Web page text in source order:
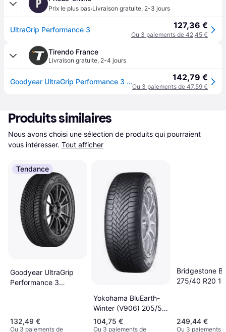
P Prix le plus bas·Livraison gratuite, 2-3 jours
UltraGrip Performance 3 127,36 €
Ou 3 paiements de 42,45 €
Tirendo France
Livraison gratuite, 2-4 jours
Goodyear UltraGrip Performance 3 ( 205/50 R17 93H XL EVR, avec protège-jante (MFS) ) 142,79 €
Ou 3 paiements de 47,59 €
Produits similaires
Nous avons choisi une sélection de produits qui pourraient
vous intéresser. Tout afficher
Tendance
Goodyear UltraGrip
Performance 3
132,49 €
Ou 3 paiements de
Yokohama BluEarth-
Winter (V906) 205/50
R17 93V XL RPB
104,75 €
Ou 3 paiements de
Bridgestone
275/40 R20
249,44 €
Ou 3 paiements